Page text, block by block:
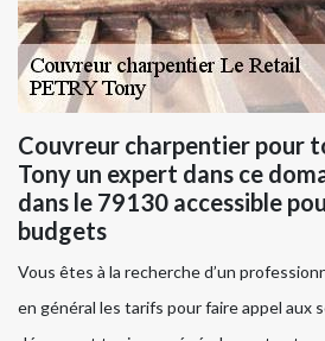
Couvreur charpentier pour
Tony un expert dans ce
dans le 79130 accessible
budgets
Vous êtes à la recherche d’un
en général les tarifs pour faire appel aux